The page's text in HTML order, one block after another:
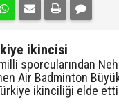
ikincisi
sporcularından
Air Badminton
ikinciliği elde